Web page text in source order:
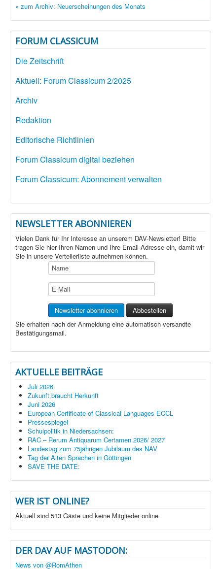
» zum Archiv: Neuerscheinungen des Monats
FORUM CLASSICUM
Die Zeitschrift
Aktuell: Forum Classicum 2/2025
Archiv
Redaktion
Editorische Richtlinien
Forum Classicum digital beziehen
Forum Classicum: Abonnement verwalten
NEWSLETTER ABONNIEREN
Vielen Dank für Ihr Interesse an unserem DAV-Newsletter! Bitte
tragen Sie hier Ihren Namen und Ihre Email-Adresse ein, damit wir
Sie in unsere Verteilerliste aufnehmen können.
Sie erhalten nach der Anmeldung eine automatisch versandte
Bestätigungsmail.
AKTUELLE BEITRÄGE
Juli 2026
Zukunft braucht Herkunft
Juni 2026
European Certificate of Classical Languages ECCL
Pressespiegel
Schulpolitik in Niedersachsen:
RAC – Rerum Antiquarum Certamen 2026/ 2027
Landestag zum 75jährigen Jubiläum des NAV
Tag der Alten Sprachen in Göttingen
SAVE THE DATE:
WER IST ONLINE?
Aktuell sind 513 Gäste und keine Mitglieder online
DER DAV AUF MASTODON:
News von @RomAthen